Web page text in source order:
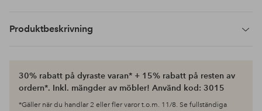
Produktbeskrivning
30% rabatt på dyraste varan* + 15% rabatt på resten av
ordern*. Inkl. mängder av möbler! Använd kod: 3015
*Gäller när du handlar 2 eller fler varor t.o.m. 11/8. Se fullständiga